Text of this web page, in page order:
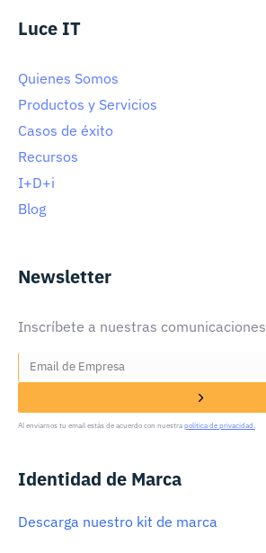
Luce IT
Quienes Somos
Productos y Servicios
Casos de éxito
Recursos
I+D+i
Blog
Newsletter
Inscríbete a nuestras comunicaciones
Al enviarnos tu email estás de acuerdo con nuestra política de privacidad.
Identidad de Marca
Descarga nuestro kit de marca